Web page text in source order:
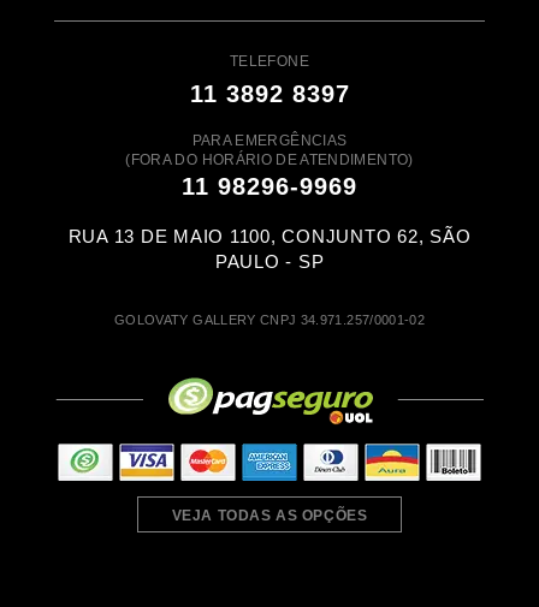
TELEFONE
11 3892 8397
PARA EMERGÊNCIAS
(FORA DO HORÁRIO DE ATENDIMENTO)
11 98296-9969
RUA 13 DE MAIO 1100, CONJUNTO 62, SÃO
PAULO - SP
GOLOVATY GALLERY CNPJ 34.971.257/0001-02
VEJA TODAS AS OPÇÕES